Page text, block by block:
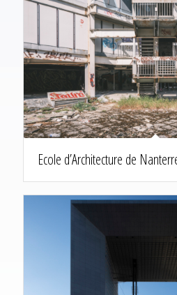
Ecole d’Architecture de